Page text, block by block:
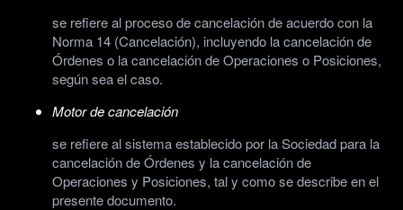
se refiere al proceso de cancelación de acuerdo con la
Norma 14 (Cancelación), incluyendo la cancelación de
Órdenes o la cancelación de Operaciones o Posiciones,
según sea el caso.
Motor de cancelación
se refiere al sistema establecido por la Sociedad para la
cancelación de Órdenes y la cancelación de
Operaciones y Posiciones, tal y como se describe en el
presente documento.